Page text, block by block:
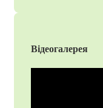
Відеогалерея